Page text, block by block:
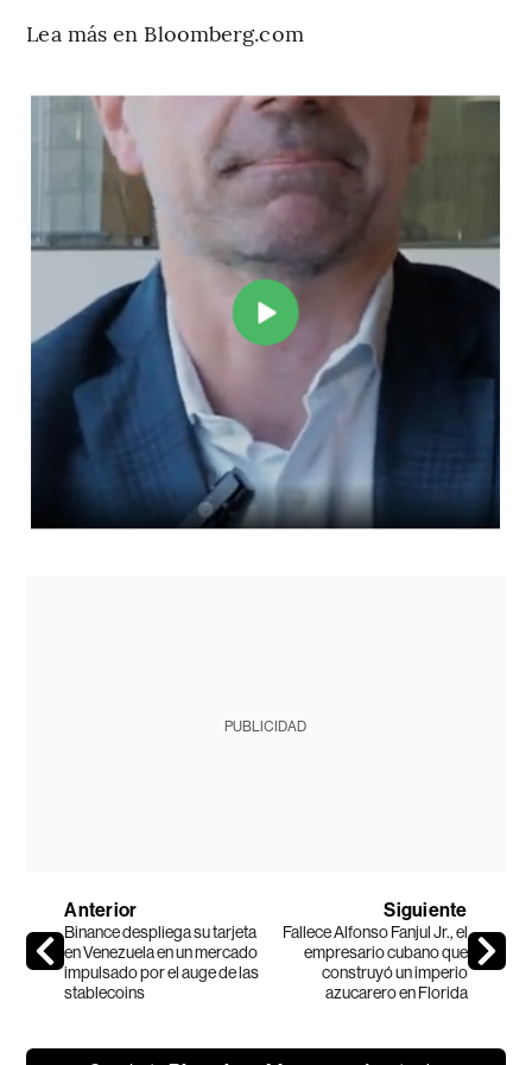
Lea más en Bloomberg.com
PUBLICIDAD
Anterior
Binance despliega su tarjeta
en Venezuela en un mercado
impulsado por el auge de las
stablecoins
Siguiente
Fallece Alfonso Fanjul Jr., el
empresario cubano que
construyó un imperio
azucarero en Florida